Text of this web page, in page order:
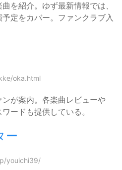
を紹介。ゆず最新情報では、
定をカバー。ファンクラブ入
oka.html
が案内。各楽曲レビューや
ードも提供している。
ー
youichi39/